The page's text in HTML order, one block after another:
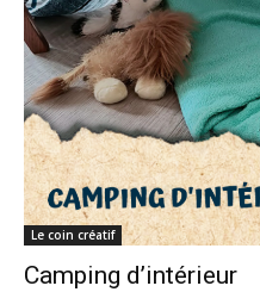
Le coin créatif
Camping d’intérieur